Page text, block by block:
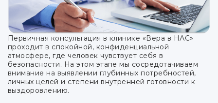
Первичная консультация в клинике «Вера в НАС»
проходит в спокойной, конфиденциальной
атмосфере, где человек чувствует себя в
безопасности. На этом этапе мы сосредотачиваем
внимание на выявлении глубинных потребностей,
личных целей и степени внутренней готовности к
выздоровлению.